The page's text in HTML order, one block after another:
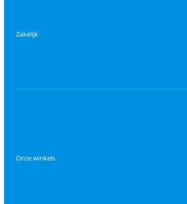
Zakelijk
Onze winkels